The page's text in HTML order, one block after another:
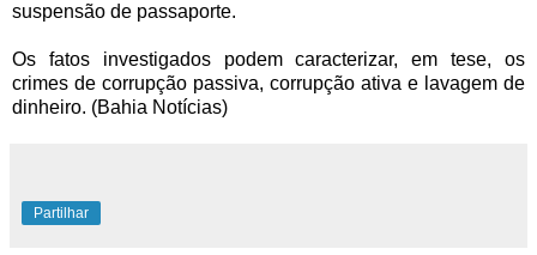
suspensão de passaporte.
Os fatos investigados podem caracterizar, em tese, os
crimes de corrupção passiva, corrupção ativa e lavagem de
dinheiro. (Bahia Notícias)
Partilhar